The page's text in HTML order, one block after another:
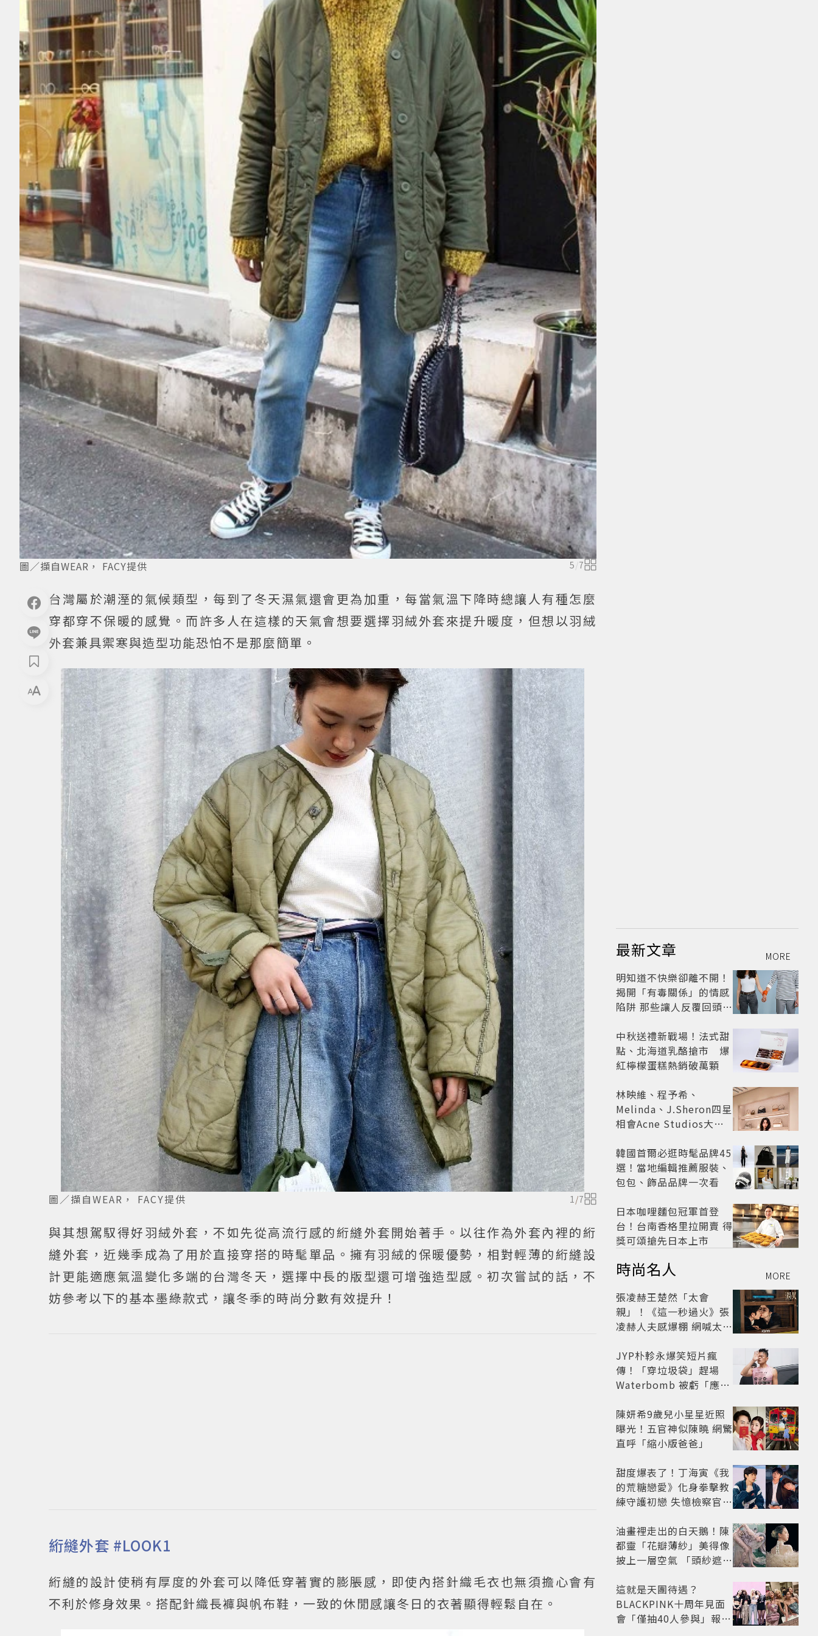
圖／擷自WEAR， FACY提供 5 /7
台灣屬於潮溼的氣候類型，每到了冬天濕氣還會更為加重，每當氣溫下降時總讓人有種怎麼
穿都穿不保暖的感覺。而許多人在這樣的天氣會想要選擇羽絨外套來提升暖度，但想以羽絨
外套兼具禦寒與造型功能恐怕不是那麼簡單。
圖／擷自WEAR， FACY提供 1 /7
與其想駕馭得好羽絨外套，不如先從高流行感的絎縫外套開始著手。以往作為外套內裡的絎
縫外套，近幾季成為了用於直接穿搭的時髦單品。擁有羽絨的保暖優勢，相對輕薄的絎縫設
計更能適應氣溫變化多端的台灣冬天，選擇中長的版型還可增強造型感。初次嘗試的話，不
妨參考以下的基本墨綠款式，讓冬季的時尚分數有效提升！
絎縫外套 #LOOK1
絎縫的設計使稍有厚度的外套可以降低穿著實的膨脹感，即使內搭針織毛衣也無須擔心會有
不利於修身效果。搭配針織長褲與帆布鞋，一致的休閒感讓冬日的衣著顯得輕鬆自在。
最新文章 MORE
明知道不快樂卻離不開！
揭開「有毒關係」的情感
陷阱 那些讓人反覆回頭的
戒？
中秋送禮新戰場！法式甜
點、北海道乳酪搶市 爆
紅檸檬蛋糕熱銷破萬顆
林映維、程予希、
Melinda、J.Sheron四星
相會Acne Studios大曬
韓國首爾必逛時髦品牌45
選！當地編輯推薦服裝、
包包、飾品品牌一次看
日本咖哩麵包冠軍首登
台！台南香格里拉開賣 得
獎可頌搶先日本上市
時尚名人 MORE
張凌赫王楚然「太會
親」！《這一秒過火》張
凌赫人夫感爆棚 網喊太有
JYP朴軫永爆笑短片瘋
傳！「穿垃圾袋」趕場
Waterbomb 被虧「應該
陳妍希9歲兒小星星近照
曝光！五官神似陳曉 網驚
直呼「縮小版爸爸」
甜度爆表了！丁海寅《我
的荒糖戀愛》化身拳擊教
練守護初戀 失憶檢察官×
劇
油畫裡走出的白天鵝！陳
都靈「花瓣薄紗」美得像
披上一層空氣 「頭紗遮
太仙
這就是天團待遇？
BLACKPINK十周年見面
會「僅抽40人參與」報名